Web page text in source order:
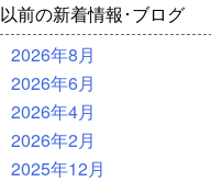
以前の新着情報･ブログ
2026年8月
2026年6月
2026年4月
2026年2月
2025年12月